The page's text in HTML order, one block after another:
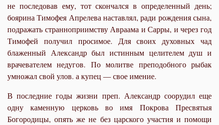
не последовав ему, тот скончался в определенный день;
боярина Тимофея Апрелева наставлял, ради рождения сына,
подражать странноприимству Авраама и Сарры, и через год
Тимофей получил просимое. Для своих духовных чад
блаженный Александр был истинным целителем душ и
врачевателем недугов. По молитве преподобного рыбак
умножал свой улов. а купец — свое имение.
В последние годы жизни преп. Александр соорудил еще
одну каменную церковь во имя Покрова Пресвятыя
Богородицы, опять же не без царского участия и помощи